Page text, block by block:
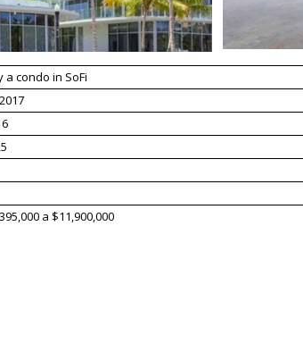
a condo in SoFi
a $11,900,000